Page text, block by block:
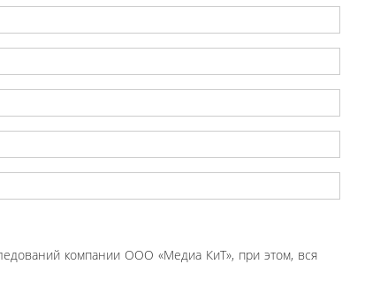
компании ООО «Медиа КиТ», при этом, вся